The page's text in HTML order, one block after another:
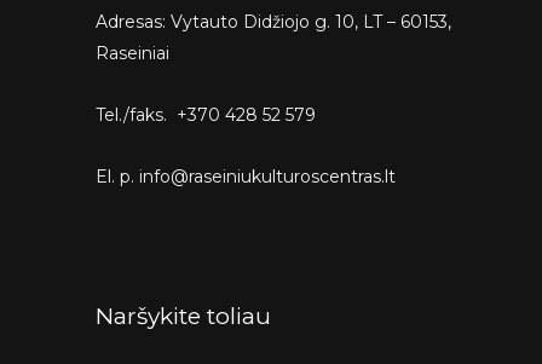
Adresas: Vytauto Didžiojo g. 10, LT – 60153,
Raseiniai
Tel./faks. +370 428 52 579
El. p. info@raseiniukulturoscentras.lt
Naršykite toliau